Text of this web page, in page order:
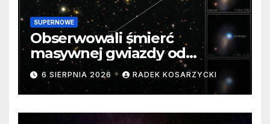
SUPERNOWE
Obserwowali śmierć
masywnej gwiazdy od
samego początku. Niezwykle
cenne dane
6 SIERPNIA 2026 RADEK KOSARZYCKI